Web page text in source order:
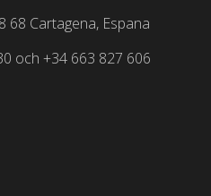
68 Cartagena, Espana
och +34 663 827 606